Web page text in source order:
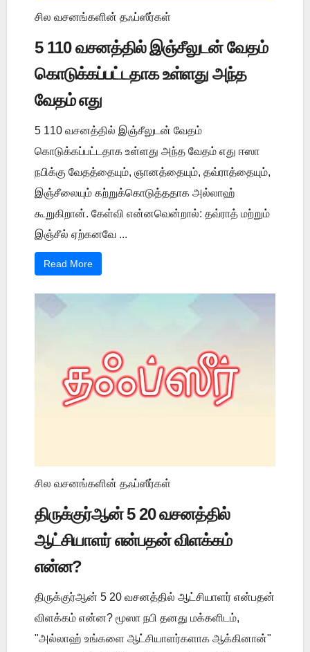
சில வசனங்களின் தஃப்ஸீர்கள்
5 110 வசனத்தில் இஞ்சீலுடன் வேதம்
கொடுக்கப்பட்டதாக உள்ளது அந்த
வேதம் எது
5 110 வசனத்தில் இஞ்சீலுடன் வேதம்
கொடுக்கப்பட்டதாக உள்ளது அந்த வேதம் எது ஈஸா
நபிக்கு வேதத்தையும், ஞானத்தையும், தவ்ராத்தையும்,
இஞ்சீலையும் கற்றுக்கொடுத்ததாக அல்லாஹ்
கூறுகிறான். கேள்வி என்னவென்றால்: தவ்ராத் மற்றும்
இஞ்சீல் ஏற்கனவே ...
Read More
சில வசனங்களின் தஃப்ஸீர்கள்
திருக்குர்ஆன் 5 20 வசனத்தில்
ஆட்சியாளர் என்பதன் விளக்கம்
என்ன?
திருக்குர்ஆன் 5 20 வசனத்தில் ஆட்சியாளர் என்பதன்
விளக்கம் என்ன? மூஸா நபி தனது மக்களிடம்,
"அல்லாஹ் உங்களை ஆட்சியாளர்களாக ஆக்கினான்"